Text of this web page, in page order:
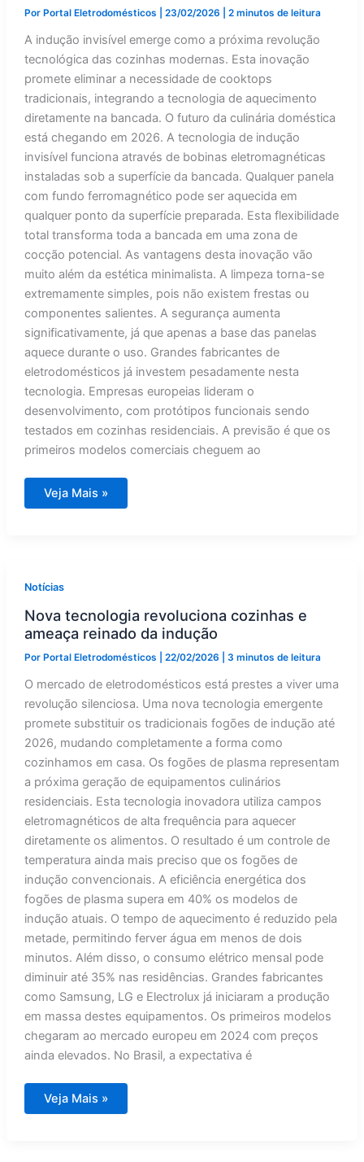
Por Portal Eletrodomésticos 23/02/2026 2 minutos de leitura
A indução invisível emerge como a próxima revolução
tecnológica das cozinhas modernas. Esta inovação
promete eliminar a necessidade de cooktops
tradicionais, integrando a tecnologia de aquecimento
diretamente na bancada. O futuro da culinária doméstica
está chegando em 2026. A tecnologia de indução
invisível funciona através de bobinas eletromagnéticas
instaladas sob a superfície da bancada. Qualquer panela
com fundo ferromagnético pode ser aquecida em
qualquer ponto da superfície preparada. Esta flexibilidade
total transforma toda a bancada em uma zona de
cocção potencial. As vantagens desta inovação vão
muito além da estética minimalista. A limpeza torna-se
extremamente simples, pois não existem frestas ou
componentes salientes. A segurança aumenta
significativamente, já que apenas a base das panelas
aquece durante o uso. Grandes fabricantes de
eletrodomésticos já investem pesadamente nesta
tecnologia. Empresas europeias lideram o
desenvolvimento, com protótipos funcionais sendo
testados em cozinhas residenciais. A previsão é que os
primeiros modelos comerciais cheguem ao
Revolução
invisível:
2026
Veja Mais »
Notícias
Nova tecnologia revoluciona cozinhas e
ameaça reinado da indução
Por Portal Eletrodomésticos 22/02/2026 3 minutos de leitura
O mercado de eletrodomésticos está prestes a viver uma
revolução silenciosa. Uma nova tecnologia emergente
promete substituir os tradicionais fogões de indução até
2026, mudando completamente a forma como
cozinhamos em casa. Os fogões de plasma representam
a próxima geração de equipamentos culinários
residenciais. Esta tecnologia inovadora utiliza campos
eletromagnéticos de alta frequência para aquecer
diretamente os alimentos. O resultado é um controle de
temperatura ainda mais preciso que os fogões de
indução convencionais. A eficiência energética dos
fogões de plasma supera em 40% os modelos de
indução atuais. O tempo de aquecimento é reduzido pela
metade, permitindo ferver água em menos de dois
minutos. Além disso, o consumo elétrico mensal pode
diminuir até 35% nas residências. Grandes fabricantes
como Samsung, LG e Electrolux já iniciaram a produção
em massa destes equipamentos. Os primeiros modelos
chegaram ao mercado europeu em 2024 com preços
ainda elevados. No Brasil, a expectativa é
Nova
tecnologia
Veja Mais »